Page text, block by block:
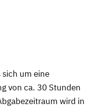
um eine
von ca. 30 Stunden
wird in